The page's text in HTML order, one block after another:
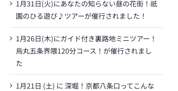
1月31日(火)にあなたの知らない昼の花街！祇
園のひる遊び♪ツアーが催行されました！
1月26日(木)にガイド付き裏路地ミニツアー！
烏丸五条界隈120分コース！が催行されまし
た
1月21日 (土) に 深堀！京都八条口ってこんな